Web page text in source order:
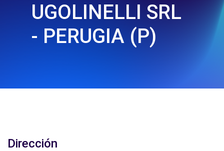
UGOLINELLI SRL
- PERUGIA (P)
Dirección